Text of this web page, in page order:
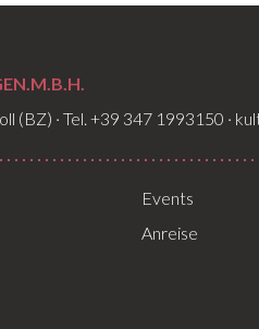
(BZ) · Tel. +39 347 1993150 ·
Events
Anreise